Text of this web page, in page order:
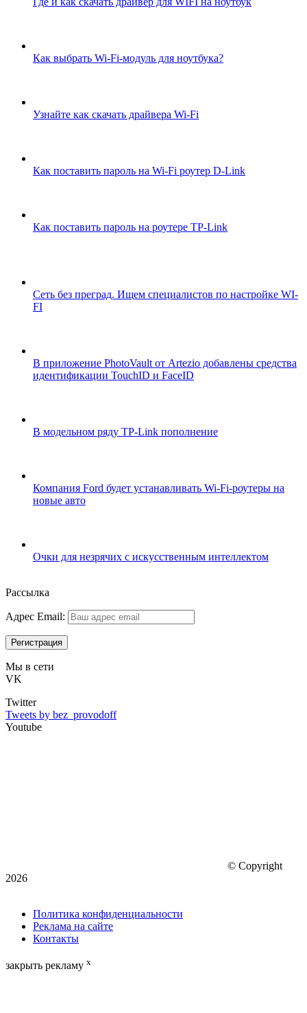
Как выбрать Wi-Fi-модуль для ноутбука?
Узнайте как скачать драйвера Wi-Fi
Как поставить пароль на Wi-Fi роутер D-Link
Как поставить пароль на роутере TP-Link
Сеть без преград. Ищем специалистов по настройке WI-
FI
В приложение PhotoVault от Artezio добавлены средства
идентификации TouchID и FaceID
В модельном ряду TP-Link пополнение
Компания Ford будет устанавливать Wi-Fi-роутеры на
новые авто
Очки для незрячих с искусственным интеллектом
Рассылка
Адрес Email:
Мы в сети
VK
Twitter
Tweets by bez_provodoff
Youtube
© Copyright
2026
Политика конфиденциальности
Реклама на сайте
Контакты
закрыть рекламу x